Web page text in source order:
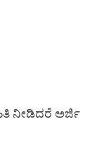
ನೀಡಿದರೆ ಅರ್ಜಿ